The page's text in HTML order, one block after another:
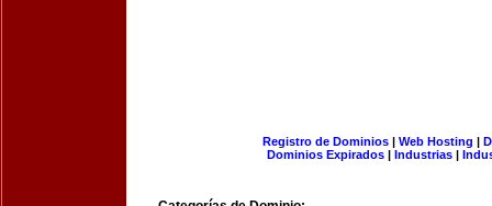
Registro de Dominios| Web Hosting |
Dominios Expirados | Industrias |